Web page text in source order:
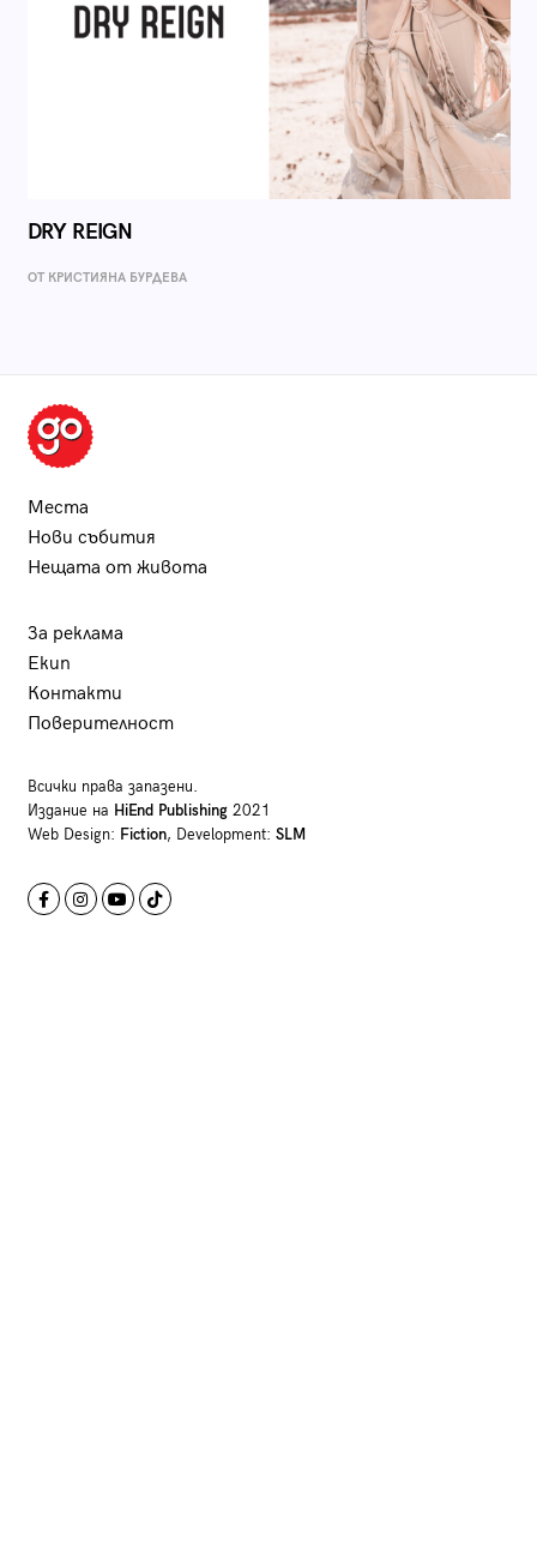
DRY REIGN
ОТ КРИСТИЯНА БУРДЕВА
Места
Нови събития
Нещата от живота
За реклама
Екип
Контакти
Поверителност
Всички права запазени.
Издание на HiEnd Publishing2021
Web Design: Fiction, Development: SLM